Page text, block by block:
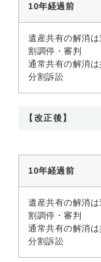
10年経過前
遺産共有の解消
割調停・審判
通常共有の解消は
分割訴訟
【改正後】
10年経過前
遺産共有の解消
割調停・審判
通常共有の解消は
分割訴訟